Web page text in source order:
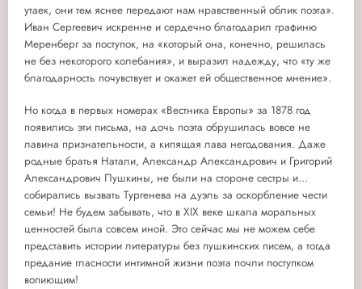
утаек, они тем яснее передают нам нравственный облик поэта».
Иван Сергеевич искренне и сердечно благодарил графиню
Меренберг за поступок, на «который она, конечно, решилась
не без некоторого колебания», и выразил надежду, что «ту же
благодарность почувствует и окажет ей общественное мнение».
Но когда в первых номерах «Вестника Европы» за 1878 год
появились эти письма, на дочь поэта обрушилась вовсе не
лавина признательности, а кипящая лава негодования. Даже
родные братья Натали, Александр Александрович и Григорий
Александрович Пушкины, не были на стороне сестры и...
собирались вызвать Тургенева на дуэль за оскорбление чести
семьи! Не будем забывать, что в XIX веке шкала моральных
ценностей была совсем иной. Это сейчас мы не можем себе
представить истории литературы без пушкинских писем, а тогда
предание гласности интимной жизни поэта почли поступком
вопиющим!